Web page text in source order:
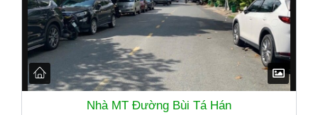
Nhà MT Đường Bùi Tá Hán